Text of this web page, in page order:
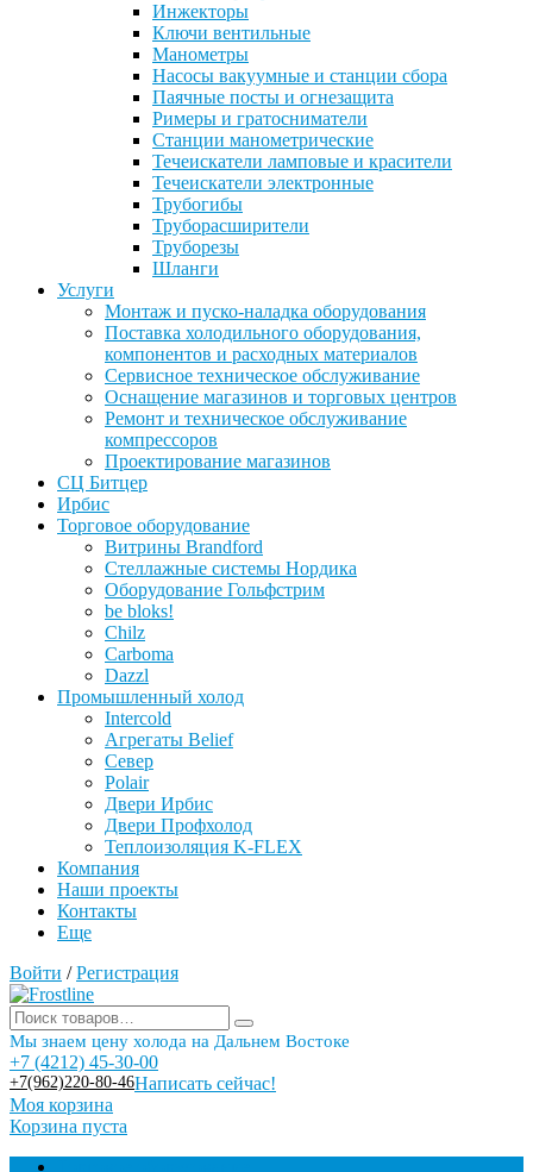
Инжекторы
Ключи вентильные
Манометры
Насосы вакуумные и станции сбора
Паячные посты и огнезащита
Римеры и гратосниматели
Станции манометрические
Течеискатели ламповые и красители
Течеискатели электронные
Трубогибы
Труборасширители
Труборезы
Шланги
Услуги
Монтаж и пуско-наладка оборудования
Поставка холодильного оборудования,
компонентов и расходных материалов
Сервисное техническое обслуживание
Оснащение магазинов и торговых центров
Ремонт и техническое обслуживание
компрессоров
Проектирование магазинов
СЦ Битцер
Ирбис
Торговое оборудование
Витрины Brandford
Стеллажные системы Нордика
Оборудование Гольфстрим
be bloks!
Chilz
Carboma
Dazzl
Промышленный холод
Intercold
Агрегаты Belief
Север
Polair
Двери Ирбис
Двери Профхолод
Теплоизоляция K-FLEX
Компания
Наши проекты
Контакты
Еще
Войти / Регистрация
Мы знаем цену холода на Дальнем Востоке
+7 (4212) 45-30-00
+7(962)220-80-46Написать сейчас!
Моя корзина
Корзина пуста